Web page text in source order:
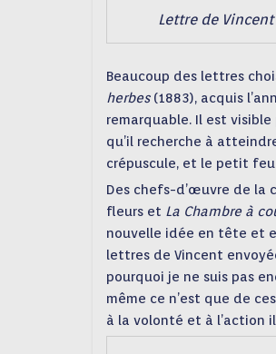
Lettre de
Beaucoup des lettres
herbes(1883), acquis
remarquable. Il est
qu’il recherche à
crépuscule, et le petit feu
Des chefs-d’œuvre de la
fleurs et La Chambre à
nouvelle idée en tête et
lettres de Vincent
pourquoi je ne suis pas
même ce n’est que de
à la volonté et à l’action